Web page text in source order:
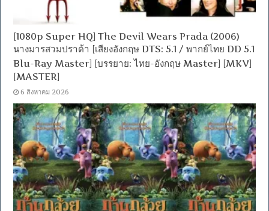
[1080p Super HQ] The Devil Wears Prada (2006)
นางมารสวมปราด้า [เสียงอังกฤษ DTS: 5.1 / พากย์ไทย DD 5.1
Blu-Ray Master] [บรรยาย: ไทย-อังกฤษ Master] [MKV]
[MASTER]
6 สิงหาคม 2026